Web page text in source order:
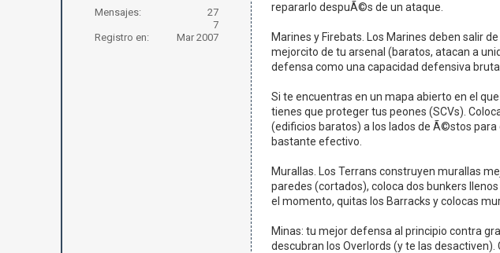
Mensajes:
27
7
Registro en:
Mar 2007
repararlo despuÃ©s de un ataque.
Marines y Firebats. Los Marines deben salir
mejorcito de tu arsenal (baratos, atacan a
defensa como una capacidad defensiva brutal.
Si te encuentras en un mapa abierto en el
tienes que proteger tus peones (SCVs).
(edificios baratos) a los lados de Ã©stos
bastante efectivo.
Murallas. Los Terrans construyen murallas
paredes (cortados), coloca dos bunkers
el momento, quitas los Barracks y colocas
Minas: tu mejor defensa al principio contra
descubran los Overlords (y te las